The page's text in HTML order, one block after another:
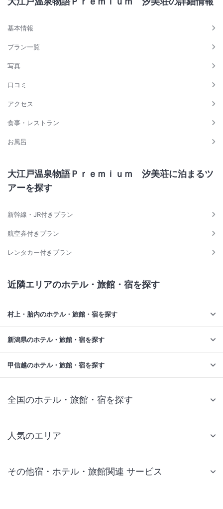
基本情報
プラン一覧
写真
口コミ
アクセス
食事・レストラン
お風呂
大江戸温泉物語Ｐｒｅｍｉｕｍ 汐美荘に泊まるツ
アーを探す
新幹線・JR付きプラン
航空券付きプラン
レンタカー付きプラン
近隣エリアのホテル・旅館・宿を探す
村上・胎内のホテル・旅館・宿を探す
新潟県のホテル・旅館・宿を探す
甲信越のホテル・旅館・宿を探す
全国のホテル・旅館・宿を探す
人気のエリア
仙台 ホテル
その他宿・ホテル・旅館関連 サービス